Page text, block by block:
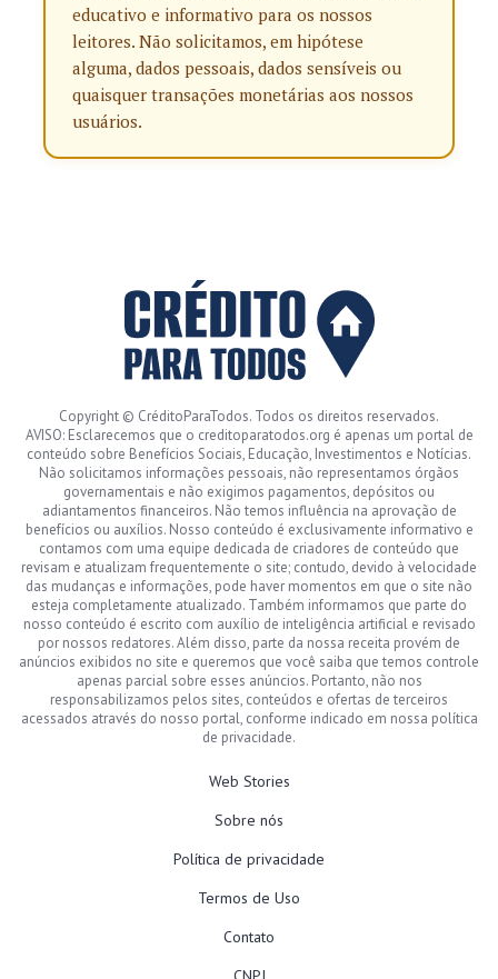
educativo e informativo para os nossos
leitores. Não solicitamos, em hipótese
alguma, dados pessoais, dados sensíveis ou
quaisquer transações monetárias aos nossos
usuários.
Copyright © CréditoParaTodos. Todos os direitos reservados.
AVISO: Esclarecemos que o creditoparatodos.org é apenas um portal de
conteúdo sobre Benefícios Sociais, Educação, Investimentos e Notícias.
Não solicitamos informações pessoais, não representamos órgãos
governamentais e não exigimos pagamentos, depósitos ou
adiantamentos financeiros. Não temos influência na aprovação de
benefícios ou auxílios. Nosso conteúdo é exclusivamente informativo e
contamos com uma equipe dedicada de criadores de conteúdo que
revisam e atualizam frequentemente o site; contudo, devido à velocidade
das mudanças e informações, pode haver momentos em que o site não
esteja completamente atualizado. Também informamos que parte do
nosso conteúdo é escrito com auxílio de inteligência artificial e revisado
por nossos redatores. Além disso, parte da nossa receita provém de
anúncios exibidos no site e queremos que você saiba que temos controle
apenas parcial sobre esses anúncios. Portanto, não nos
responsabilizamos pelos sites, conteúdos e ofertas de terceiros
acessados através do nosso portal, conforme indicado em nossa política
de privacidade.
Web Stories
Sobre nós
Política de privacidade
Termos de Uso
Contato